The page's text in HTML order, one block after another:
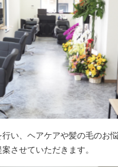
い、ヘアケアや髪の毛のお
させていただきます。